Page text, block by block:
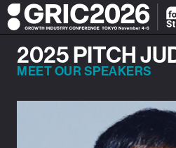
2025 PITCH
MEET OUR SPEAKERS